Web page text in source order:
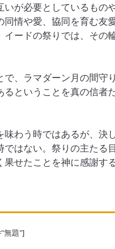
が必要としているもの
情や愛、協同を育む友
ードの祭りでは、その
、ラマダーン月の間守
ということを真の信者
わう時ではあるが、決
はない。祭りの主たる
せたことを神に感謝す
無題"]